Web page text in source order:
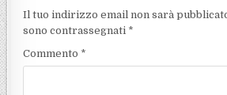
Il tuo indirizzo email non sarà
sono contrassegnati *
Commento *